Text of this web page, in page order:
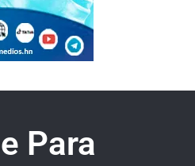
Para